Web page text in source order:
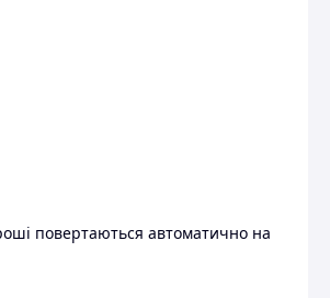
повертаються автоматично на